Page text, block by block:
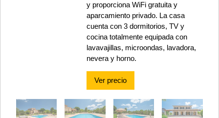
y proporciona WiFi gratuita y
aparcamiento privado. La casa
cuenta con 3 dormitorios, TV y
cocina totalmente equipada con
lavavajillas, microondas, lavadora,
nevera y horno.
Ver precio